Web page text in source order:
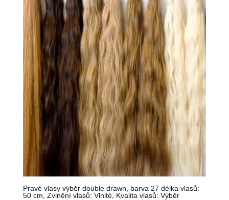
Pravé vlasy výběr double drawn, barva 27 délka vlasů:
50 cm, Zvlnění vlasů: Vlnité, Kvalita vlasů: Výběr